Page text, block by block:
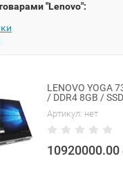
"Lenovo":
LENOVO YOGA
/ DDR4 8GB /
Артикул: нет
10920000.00